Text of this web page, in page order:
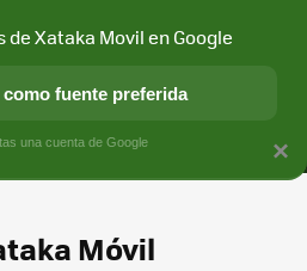
SOCIEDAD APLICACIONES
Móvil
×
de Xataka Movil en Google
fuente preferida
una cuenta de Google